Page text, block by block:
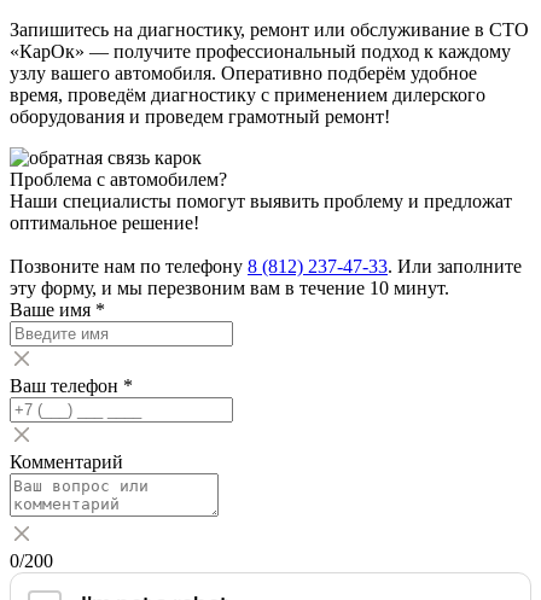
Запишитесь на диагностику, ремонт или обслуживание в СТО
«КарОк» — получите профессиональный подход к каждому
узлу вашего автомобиля. Оперативно подберём удобное
время, проведём диагностику с применением дилерского
оборудования и проведем грамотный ремонт!
Проблема с автомобилем?
Наши специалисты помогут выявить проблему и предложат
оптимальное решение!
Позвоните нам по телефону 8 (812) 237-47-33. Или заполните
эту форму, и мы перезвоним вам в течение 10 минут.
Ваше имя *
Ваш телефон *
Комментарий
0/200